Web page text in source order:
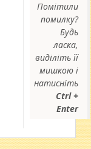
Помітили
помилку?
Будь
ласка,
виділіть її
мишкою і
натисніть
Ctrl +
Enter